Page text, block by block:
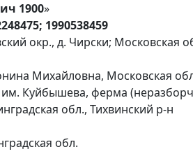
1900»
1990538459
окр., д. Чирски; Московская
Михайловна, Московская
Куйбышева, ферма
обл., Тихвинский р-н
обл.